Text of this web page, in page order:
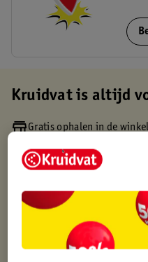
Kruidvat is altijd
Gratis ophalen in de
Gratis thuisbezorgd vanaf
Gratis punten met je